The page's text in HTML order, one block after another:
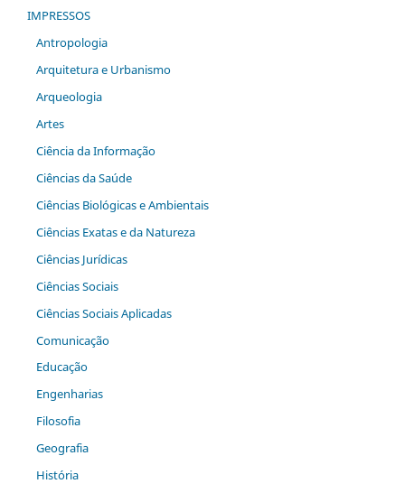
IMPRESSOS
Antropologia
Arquitetura e Urbanismo
Arqueologia
Artes
Ciência da Informação
Ciências da Saúde
Ciências Biológicas e Ambientais
Ciências Exatas e da Natureza
Ciências Jurídicas
Ciências Sociais
Ciências Sociais Aplicadas
Comunicação
Educação
Engenharias
Filosofia
Geografia
História